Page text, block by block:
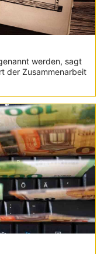
werden, sagt
der Zusammenarbeit